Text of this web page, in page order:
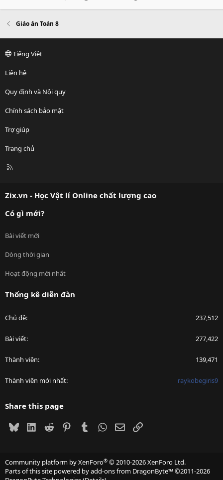
Giáo án Toán 8
Tiếng Việt
Liên hệ
Quy định và Nội quy
Chính sách bảo mật
Trợ giúp
Trang chủ
R
Zix.vn - Học Vật lí Online chất lượng cao
Có gì mới?
Bài viết mới
Dòng thời gian
Hoạt động mới nhất
Thống kê diễn đàn
Chủ đề 237,512
Bài viết 277,422
Thành viên 139,471
Thành viên mới nhất raykobegiris9
Share this page
BlueskyLinkedIn
Reddit PinterestTumblrWhatsApp
EmailLink
Community platform by XenForo® © 2010-2026 XenForo Ltd.
Parts of this site powered byadd-ons from DragonByte™©2011-2026